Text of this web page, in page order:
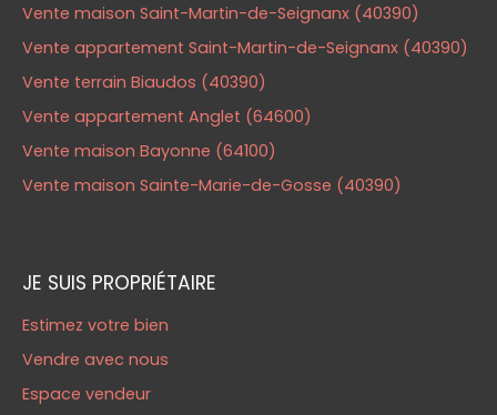
Vente maison Saint-Martin-de-Seignanx (40390)
Vente appartement Saint-Martin-de-Seignanx (40390)
Vente terrain Biaudos (40390)
Vente appartement Anglet (64600)
Vente maison Bayonne (64100)
Vente maison Sainte-Marie-de-Gosse (40390)
JE SUIS PROPRIÉTAIRE
Estimez votre bien
Vendre avec nous
Espace vendeur